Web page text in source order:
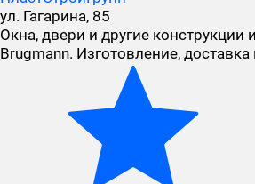
ул. Гагарина, 85
Окна, двери и другие
Brugmann. Изготовление, доставка